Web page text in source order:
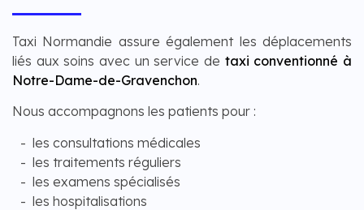
Taxi Normandie assure également les déplacements
liés aux soins avec un service de taxi conventionné à
Notre-Dame-de-Gravenchon.
Nous accompagnons les patients pour :
les consultations médicales
les traitements réguliers
les examens spécialisés
les hospitalisations